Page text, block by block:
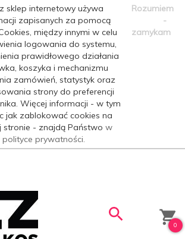
sklep internetowy używa
zapisanych za pomocą
między innymi w celu
logowania do systemu,
prawidłowego działania
koszyka i mechanizmu
zamówień, statystyk oraz
strony do preferencji
Więcej informacji - w tym
jak zablokować cookies na
stronie - znajdą Państwo w
polityce prywatności.
Rozumiem
-
zamykam
0